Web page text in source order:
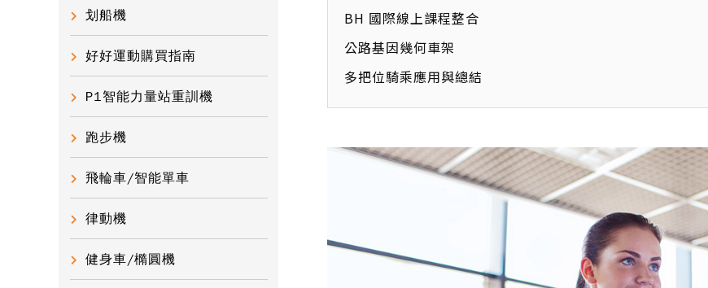
划船機
好好運動購買指南
P1智能力量站重訓機
跑步機
飛輪車/智能單車
律動機
健身車/橢圓機
BH 國際線上課程整合
公路基因幾何車架
多把位騎乘應用與總結